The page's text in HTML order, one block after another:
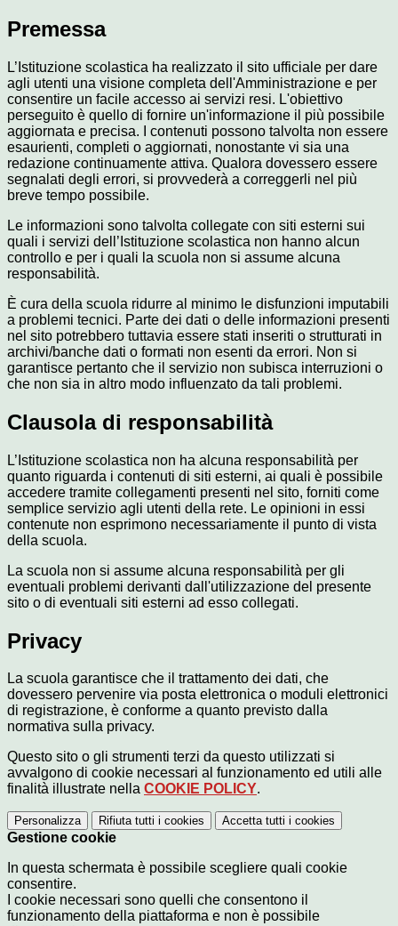
Premessa
L’Istituzione scolastica ha realizzato il sito ufficiale per dare
agli utenti una visione completa dell'Amministrazione e per
consentire un facile accesso ai servizi resi. L'obiettivo
perseguito è quello di fornire un'informazione il più possibile
aggiornata e precisa. I contenuti possono talvolta non essere
esaurienti, completi o aggiornati, nonostante vi sia una
redazione continuamente attiva. Qualora dovessero essere
segnalati degli errori, si provvederà a correggerli nel più
breve tempo possibile.
Le informazioni sono talvolta collegate con siti esterni sui
quali i servizi dell’Istituzione scolastica non hanno alcun
controllo e per i quali la scuola non si assume alcuna
responsabilità.
È cura della scuola ridurre al minimo le disfunzioni imputabili
a problemi tecnici. Parte dei dati o delle informazioni presenti
nel sito potrebbero tuttavia essere stati inseriti o strutturati in
archivi/banche dati o formati non esenti da errori. Non si
garantisce pertanto che il servizio non subisca interruzioni o
che non sia in altro modo influenzato da tali problemi.
Clausola di responsabilità
L’Istituzione scolastica non ha alcuna responsabilità per
quanto riguarda i contenuti di siti esterni, ai quali è possibile
accedere tramite collegamenti presenti nel sito, forniti come
semplice servizio agli utenti della rete. Le opinioni in essi
contenute non esprimono necessariamente il punto di vista
della scuola.
La scuola non si assume alcuna responsabilità per gli
eventuali problemi derivanti dall'utilizzazione del presente
sito o di eventuali siti esterni ad esso collegati.
Privacy
La scuola garantisce che il trattamento dei dati, che
dovessero pervenire via posta elettronica o moduli elettronici
di registrazione, è conforme a quanto previsto dalla
normativa sulla privacy.
Questo sito o gli strumenti terzi da questo utilizzati si
avvalgono di cookie necessari al funzionamento ed utili alle
finalità illustrate nella COOKIE POLICY.
Personalizza Rifiuta tutti i cookies Accetta tutti i cookies
Gestione cookie
In questa schermata è possibile scegliere quali cookie
consentire.
I cookie necessari sono quelli che consentono il
funzionamento della piattaforma e non è possibile